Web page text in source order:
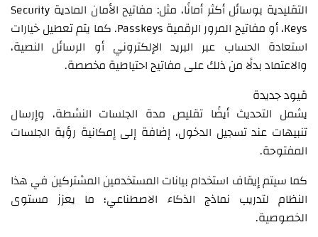
التقليدية بوسائل أكثر أمانًا، مثل: مفاتيح الأمان المادية Security
Keys، أو مفاتيح المرور الرقمية Passkeys. كما يتم تعطيل خيارات
استعادة الحساب عبر البريد الإلكتروني أو الرسائل النصية،
والاعتماد بدلًا من ذلك على مفاتيح احتياطية مخصصة.
قيود جديدة
يشمل التحديث أيضًا تقليص مدة الجلسات النشطة، وإرسال
تنبيهات عند تسجيل الدخول، إضافة إلى إمكانية رؤية الجلسات
المفتوحة.
كما سيتم إيقاف استخدام بيانات المستخدمين المشتركين في هذا
النظام لتدريب نماذج الذكاء الاصطناعي؛ ما يعزز مستوى
الخصوصية.